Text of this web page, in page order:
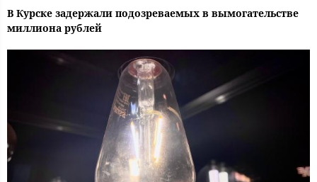
В Курске задержали подозреваемых в вымогательстве
миллиона рублей